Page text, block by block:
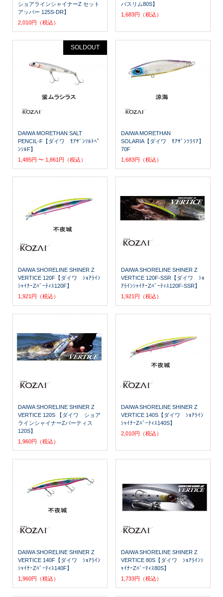
ショアラインシャイナーZ セット
アッパー 125S-DR】
2,010円（税込）
バスリム80S】
1,683円（税込）
DAIWA MORETHAN SALT
PENCIL-F【ダイワ ﾓｱｻﾞﾝｿﾙﾄﾍﾟ
ﾝｼﾙF】
1,485円 〜 1,861円（税込）
SOLDOUT
DAIWA MORETHAN
SOLARIA【ダイワ ﾓｱｻﾞﾝｿﾗﾘｱ】
70F
1,683円（税込）
DAIWA SHORELINE SHINER Z
VERTICE 120F【ダイワ ｼｮｱﾗｲﾝ
ｼｬｲﾅｰZﾊﾞｰﾃｨｽ120F】
1,921円（税込）
DAIWA SHORELINE SHINER Z
VERTICE 120F-SSR【ダイワ ｼｮ
ｱﾗｲﾝｼｬｲﾅｰZﾊﾞｰﾃｨｽ120F-SSR】
1,921円（税込）
DAIWA SHORELINE SHINER Z
VERTICE 120S 【ダイワ ショア
ラインシャイナーZバーティス
120S】
1,960円（税込）
DAIWA SHORELINE SHINER Z
VERTICE 140S【ダイワ ｼｮｱﾗｲﾝ
ｼｬｲﾅｰZﾊﾞｰﾃｨｽ140S】
2,010円（税込）
DAIWA SHORELINE SHINER Z
VERTICE 140F【ダイワ ｼｮｱﾗｲﾝ
ｼｬｲﾅｰZﾊﾞｰﾃｨｽ140F】
1,960円（税込）
DAIWA SHORELINE SHINER Z
VERTICE 80S【ダイワ ｼｮｱﾗｲﾝｼ
ｬｲﾅｰZﾊﾞｰﾃｨｽ80S】
1,733円（税込）